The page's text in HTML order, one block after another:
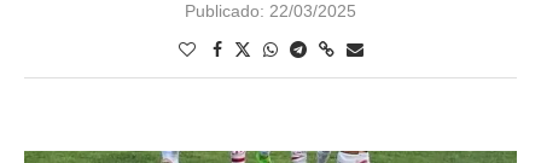
Publicado: 22/03/2025